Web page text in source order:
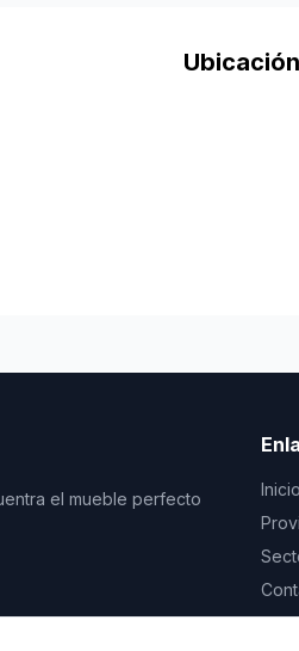
Ubicación
el mueble perfecto
Inicio